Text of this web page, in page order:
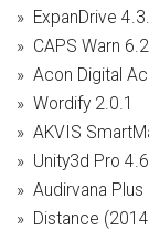
ExpanDrive
CAPS Warn 6.2
Acon Digital
Wordify 2.0.1
AKVIS
Unity3d Pro
Audirvana Plus
Distance